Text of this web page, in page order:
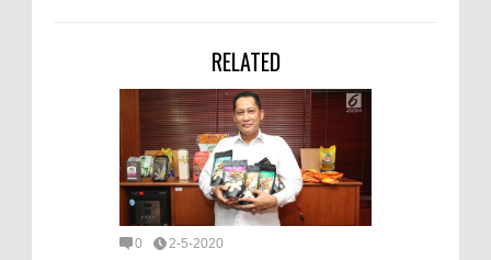
RELATED
0 2-5-2020